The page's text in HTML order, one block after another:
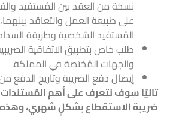
نسخة من العقد بين المُستفيد
على طبيعة العمل والتعاقد بينهما،
المُستفيد الشخصية وطريقة
طلب خاص بتطبيق الاتفاقية
والجهات المُختصة في المملكة.
إيصال دفع الضريبة وتاريخ الدفع
تاليًا سوف نتعرف على أهم المُستندات
ضريبة الاستقطاع بشكلٍ شهري،